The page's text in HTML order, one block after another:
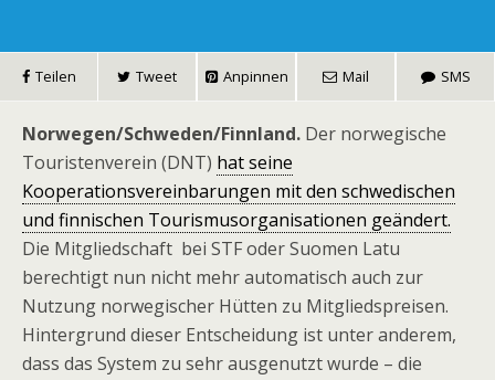
Teilen Tweet Anpinnen Mail SMS
Norwegen/Schweden/Finnland. Der norwegische
Touristenverein (DNT) hat seine
Kooperationsvereinbarungen mit den schwedischen
und finnischen Tourismusorganisationen geändert.
Die Mitgliedschaft bei STF oder Suomen Latu
berechtigt nun nicht mehr automatisch auch zur
Nutzung norwegischer Hütten zu Mitgliedspreisen.
Hintergrund dieser Entscheidung ist unter anderem,
dass das System zu sehr ausgenutzt wurde – die